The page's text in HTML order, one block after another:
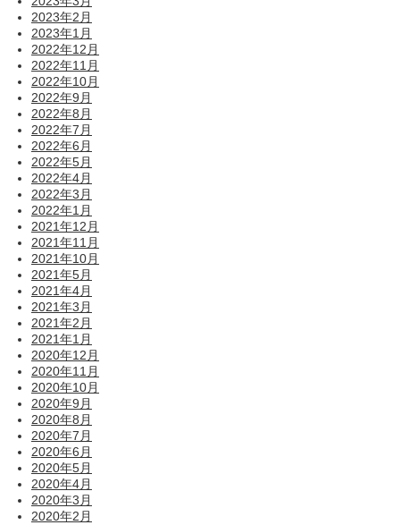
2023年2月
2023年1月
2022年12月
2022年11月
2022年10月
2022年9月
2022年8月
2022年7月
2022年6月
2022年5月
2022年4月
2022年3月
2022年1月
2021年12月
2021年11月
2021年10月
2021年5月
2021年4月
2021年3月
2021年2月
2021年1月
2020年12月
2020年11月
2020年10月
2020年9月
2020年8月
2020年7月
2020年6月
2020年5月
2020年4月
2020年3月
2020年2月